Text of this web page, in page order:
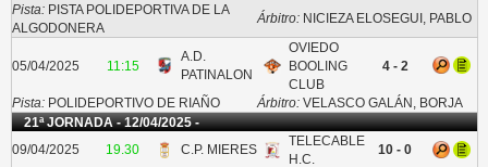
Pista:PISTA POLIDEPORTIVA DE LA
ALGODONERA
Árbitro:NICIEZA ELOSEGUI, PABLO
05/04/2025 11:15
A.D.
PATINALON
OVIEDO
BOOLING
CLUB
4 - 2
Pista:POLIDEPORTIVO DE RIAÑO Árbitro:VELASCO GALÁN, BORJA
21ª JORNADA - 12/04/2025 -
09/04/2025
19.30 C.P. MIERES
TELECABLE
H.C.
10 - 0